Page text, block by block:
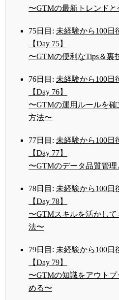
〜GTMの最新トレンド
75日目: 未経験から100日
【Day 75】
〜GTMの便利なTips＆裏
76日目: 未経験から100日
【Day 76】
〜GTMの運用ルールを
方法〜
77日目: 未経験から100日
【Day 77】
〜GTMのデータ品質管
78日目: 未経験から100日
【Day 78】
〜GTMスキルを活かし
法〜
79日目: 未経験から100日
【Day 79】
〜GTMの知識をアウト
める〜